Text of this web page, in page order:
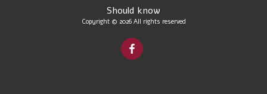
Should know
Copyright © 2026 All rights reserved